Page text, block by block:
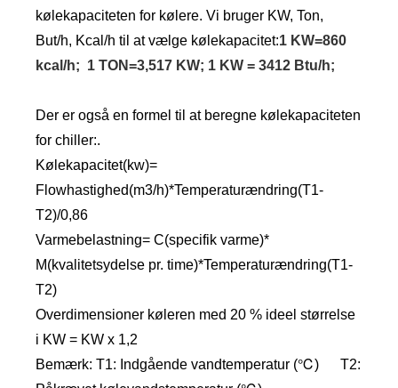
kølekapaciteten for kølere. Vi bruger KW, Ton,
But/h, Kcal/h til at vælge kølekapacitet:1 KW=860
kcal/h; 1 TON=3,517 KW; 1 KW = 3412 Btu/h;
Der er også en formel til at beregne kølekapaciteten
for chiller:.
Kølekapacitet(kw)=
Flowhastighed(m3/h)*Temperaturændring(T1-
T2)/0,86
Varmebelastning= C(specifik varme)*
M(kvalitetsydelse pr. time)*Temperaturændring(T1-
T2)
Overdimensioner køleren med 20 % ideel størrelse
i KW = KW x 1,2
Bemærk: T1: Indgående vandtemperatur (℃) T2: